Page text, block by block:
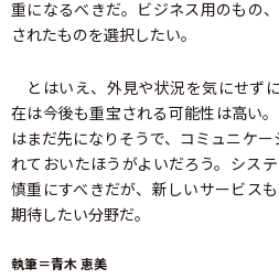
重になるべきだ。ビジネス用のもの
されたものを選択したい。
とはいえ、外見や状況を気にせず
在は今後も重宝される可能性は高い
はまだ先になりそうで、コミュニケ
れておいたほうがよいだろう。シス
慎重にすべきだが、新しいサービス
期待したい分野だ。
執筆＝青木 恵美